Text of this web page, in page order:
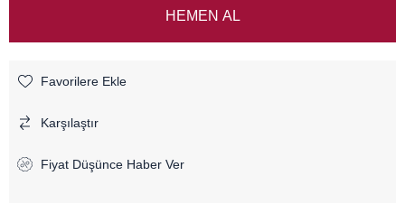
Favorilere Ekle
Karşılaştır
Fiyat Düşünce Haber Ver